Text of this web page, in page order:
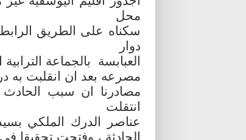
محل
سكناه على الطريق
دوار
العبابسة بالجماعة
مصرعه بعد ان انقلبت به
مصادرنا ان سبب الحادث
انتقلت
عناصر الدرك الملكي
الحادثة ، وفتحت تحقيقا في